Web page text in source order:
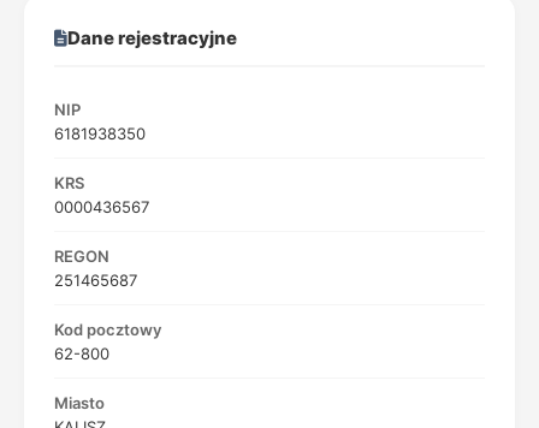
Dane rejestracyjne
NIP
6181938350
KRS
0000436567
REGON
251465687
Kod pocztowy
62-800
Miasto